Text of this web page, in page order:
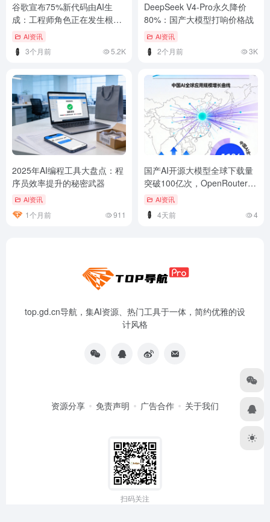
谷歌宣布75%新代码由AI生
成：工程师角色正在发生根本
性转变
AI资讯
3个月前 5.2K
DeepSeek V4-Pro永久降价
80%：国产大模型打响价格战
AI资讯
2个月前 3K
2025年AI编程工具大盘点：程
序员效率提升的秘密武器
AI资讯
1个月前 911
国产AI开源大模型全球下载量
突破100亿次，OpenRouter调
用榜前六全是中国企业
AI资讯
4天前 4
top.gd.cn导航，集AI资源、热门工具于一体，简约优雅的设
计风格
资源分享 免责声明 广告合作 关于我们
扫码关注